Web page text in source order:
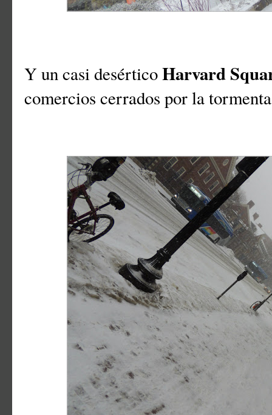
Y un casi desérticoHarvard
comercios cerrados por la